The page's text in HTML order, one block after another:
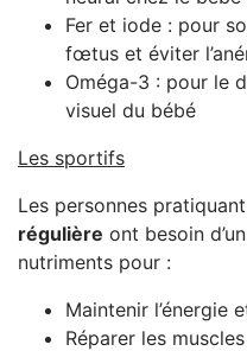
Fer et iode : pour
fœtus et éviter
Oméga-3 : pour le
visuel du bébé
Les sportifs
Les personnes
régulière ont besoin
nutriments pour :
Maintenir l’énergie
Réparer les